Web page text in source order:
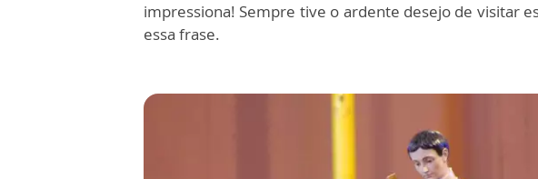
impressiona! Sempre tive o ardente desejo de visitar
essa frase.